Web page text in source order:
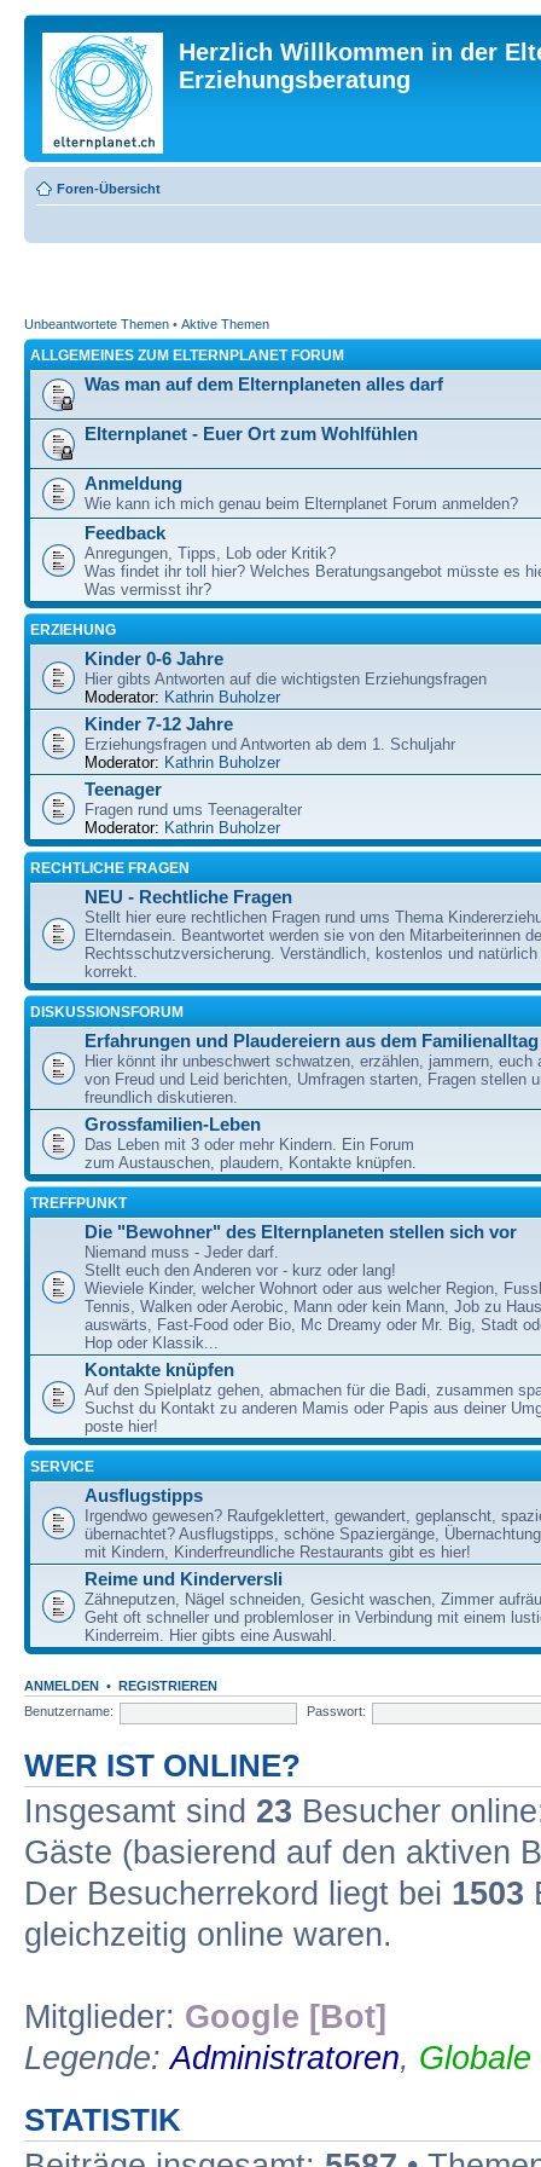
Herzlich Willkommen in der
Erziehungsberatung
Foren-Übersicht
Unbeantwortete Themen • Aktive Themen
ALLGEMEINES ZUM ELTERNPLANET FORUM
Was man auf dem Elternplaneten alles darf
Elternplanet - Euer Ort zum Wohlfühlen
Anmeldung
Wie kann ich mich genau beim Elternplanet Forum anmelden?
Feedback
Anregungen, Tipps, Lob oder Kritik?
Was findet ihr toll hier? Welches Beratungsangebot müsste es
Was vermisst ihr?
ERZIEHUNG
Kinder 0-6 Jahre
Hier gibts Antworten auf die wichtigsten Erziehungsfragen
Moderator: Kathrin Buholzer
Kinder 7-12 Jahre
Erziehungsfragen und Antworten ab dem 1. Schuljahr
Moderator: Kathrin Buholzer
Teenager
Fragen rund ums Teenageralter
Moderator: Kathrin Buholzer
RECHTLICHE FRAGEN
NEU - Rechtliche Fragen
Stellt hier eure rechtlichen Fragen rund ums Thema
Elterndasein. Beantwortet werden sie von den Mitarbeiterinnen
Rechtsschutzversicherung. Verständlich, kostenlos und
korrekt.
DISKUSSIONSFORUM
Erfahrungen und Plaudereiern aus dem Familienalltag
Hier könnt ihr unbeschwert schwatzen, erzählen, jammern, euch
von Freud und Leid berichten, Umfragen starten, Fragen stellen
freundlich diskutieren.
Grossfamilien-Leben
Das Leben mit 3 oder mehr Kindern. Ein Forum
zum Austauschen, plaudern, Kontakte knüpfen.
TREFFPUNKT
Die "Bewohner" des Elternplaneten stellen sich vor
Niemand muss - Jeder darf.
Stellt euch den Anderen vor - kurz oder lang!
Wieviele Kinder, welcher Wohnort oder aus welcher Region,
Tennis, Walken oder Aerobic, Mann oder kein Mann, Job zu
auswärts, Fast-Food oder Bio, Mc Dreamy oder Mr. Big, Stadt
Hop oder Klassik...
Kontakte knüpfen
Auf den Spielplatz gehen, abmachen für die Badi, zusammen
Suchst du Kontakt zu anderen Mamis oder Papis aus deiner
poste hier!
SERVICE
Ausflugstipps
Irgendwo gewesen? Raufgeklettert, gewandert, geplanscht,
übernachtet? Ausflugstipps, schöne Spaziergänge,
mit Kindern, Kinderfreundliche Restaurants gibt es hier!
Reime und Kinderversli
Zähneputzen, Nägel schneiden, Gesicht waschen, Zimmer
Geht oft schneller und problemloser in Verbindung mit einem
Kinderreim. Hier gibts eine Auswahl.
ANMELDEN • REGISTRIEREN
Benutzername:
Passwort:
WER IST ONLINE?
Insgesamt sind 23 Besucher
Gäste (basierend auf den aktiven
Der Besucherrekord liegt bei 1503
gleichzeitig online waren.
Mitglieder: Google [Bot]
Legende:Administratoren,
STATISTIK